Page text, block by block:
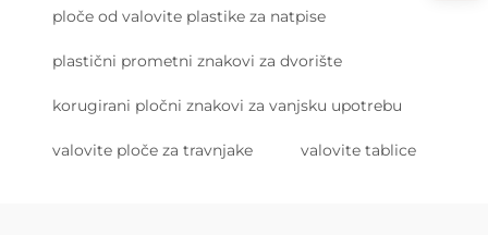
ploče od valovite plastike za natpise
plastični prometni znakovi za dvorište
korugirani pločni znakovi za vanjsku upotrebu
valovite ploče za travnjake valovite tablice